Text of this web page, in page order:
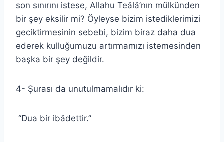
son sınırını istese, Allahu Teâlâ’nın mülkünden
bir şey eksilir mi? Öyleyse bizim istediklerimizi
geciktirmesinin sebebi, bizim biraz daha dua
ederek kulluğumuzu artırmamızı istemesinden
başka bir şey değildir.
4- Şurası da unutulmamalıdır ki:
“Dua bir ibâdettir.”